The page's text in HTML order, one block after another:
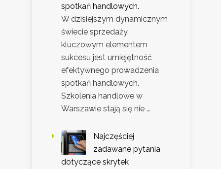
spotkań handlowych.
W dzisiejszym dynamicznym
świecie sprzedaży,
kluczowym elementem
sukcesu jest umiejętność
efektywnego prowadzenia
spotkań handlowych.
Szkolenia handlowe w
Warszawie stają się nie …
Najczęściej
zadawane pytania
dotyczące skrytek